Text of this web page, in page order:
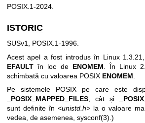
POSIX.1-2024.
ISTORIC
SUSv1, POSIX.1-1996.
Acest apel a fost introdus în Linux
EFAULT în loc de ENOMEM . În Linux
schimbată cu valoarea POSIX ENOMEM
Pe sistemele POSIX pe care este
_POSIX_MAPPED_FILES , cât și
sunt definite în <unistd.h> la o valoare
vedea, de asemenea, sysconf(3) .)